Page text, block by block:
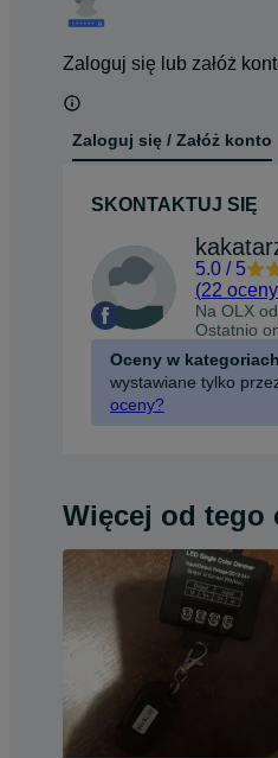
Zaloguj się lub załóż
Zaloguj się / Załóż konto
SKONTAKTUJ SIĘ
5.0 / 5
(22 oceny
Na OLX od
Ostatnio
Oceny w
wystawiane tylko
oceny?
Więcej od tego